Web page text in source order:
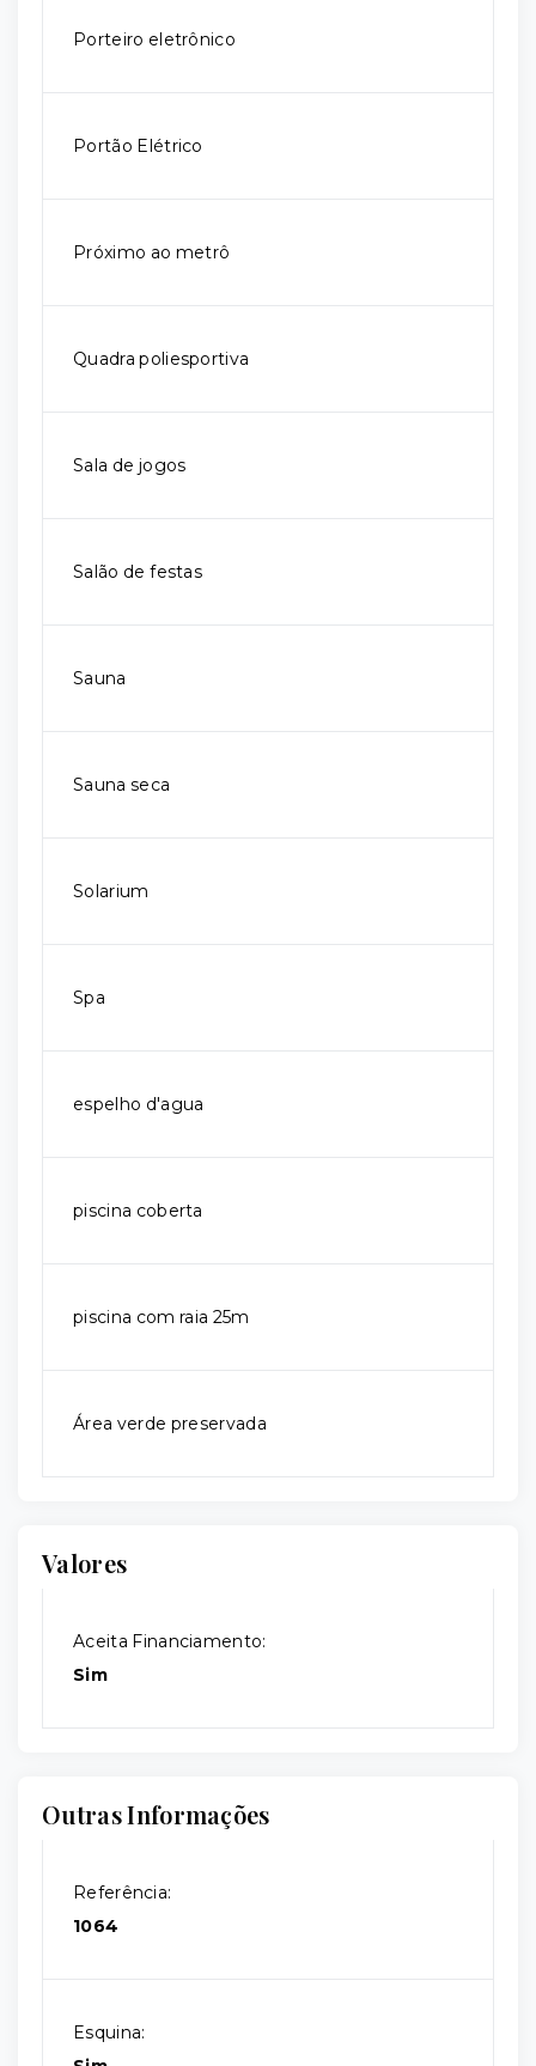
Porteiro eletrônico
Portão Elétrico
Próximo ao metrô
Quadra poliesportiva
Sala de jogos
Salão de festas
Sauna
Sauna seca
Solarium
Spa
espelho d'agua
piscina coberta
piscina com raia 25m
Área verde preservada
Valores
Aceita Financiamento:
Sim
Outras Informações
Referência:
1064
Esquina: